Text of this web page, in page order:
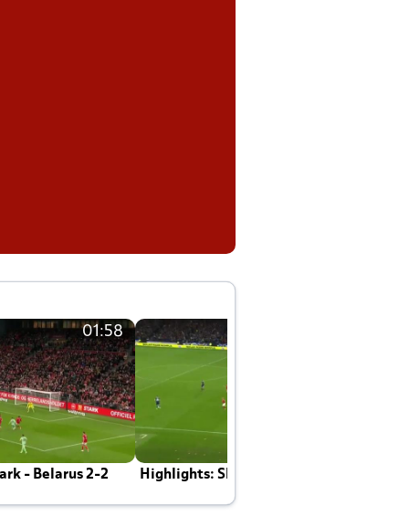
01:58
- Belarus 2-2 Highlights: Skotland - Danmark 4-2